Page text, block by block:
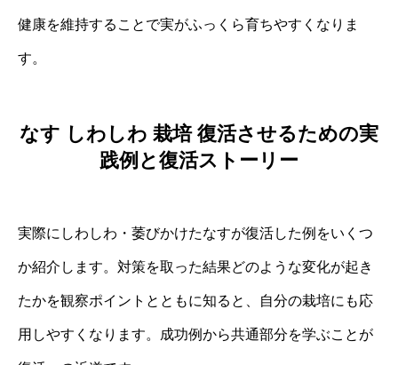
健康を維持することで実がふっくら育ちやすくなりま
す。
なす しわしわ 栽培 復活させるための実
践例と復活ストーリー
実際にしわしわ・萎びかけたなすが復活した例をいくつ
か紹介します。対策を取った結果どのような変化が起き
たかを観察ポイントとともに知ると、自分の栽培にも応
用しやすくなります。成功例から共通部分を学ぶことが